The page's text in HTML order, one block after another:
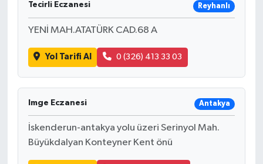
Tecirli Eczanesi Reyhanlı
YENİ MAH.ATATÜRK CAD.68 A
Yol Tarifi Al 0 (326) 413 33 03
Imge Eczanesi Antakya
İskenderun-antakya yolu üzeri Serinyol Mah.
Büyükdalyan Konteyner Kent önü